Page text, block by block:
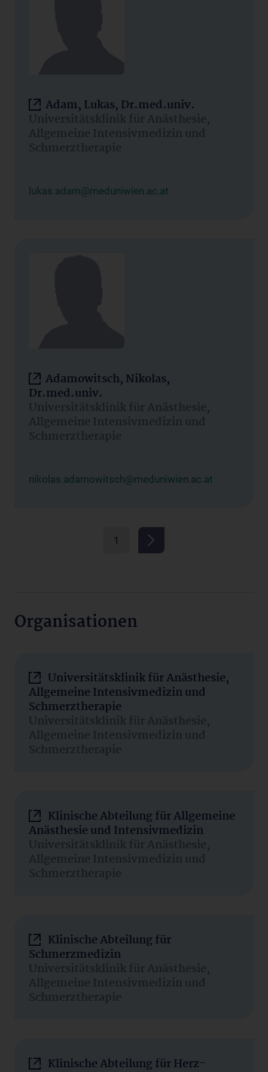
Adam, Lukas, Dr.med.univ.
Universitätsklinik für Anästhesie,
Allgemeine Intensivmedizin und
Schmerztherapie
lukas.adam@meduniwien.ac.at
Adamowitsch, Nikolas,
Dr.med.univ.
Universitätsklinik für Anästhesie,
Allgemeine Intensivmedizin und
Schmerztherapie
nikolas.adamowitsch@meduniwien.ac.at
1
Organisationen
Universitätsklinik für Anästhesie,
Allgemeine Intensivmedizin und
Schmerztherapie
Universitätsklinik für Anästhesie,
Allgemeine Intensivmedizin und
Schmerztherapie
Klinische Abteilung für Allgemeine
Anästhesie und Intensivmedizin
Universitätsklinik für Anästhesie,
Allgemeine Intensivmedizin und
Schmerztherapie
Klinische Abteilung für
Schmerzmedizin
Universitätsklinik für Anästhesie,
Allgemeine Intensivmedizin und
Schmerztherapie
Klinische Abteilung für Herz-